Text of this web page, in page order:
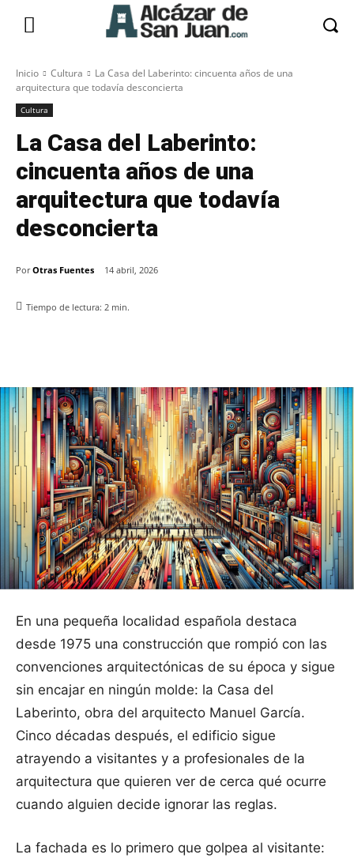
Inicio Cultura
La Casa del Laberinto: cincuenta años de una
arquitectura que todavía desconcierta
Cultura
La Casa del Laberinto:
cincuenta años de una
arquitectura que todavía
desconcierta
Por Otras Fuentes 14 abril, 2026
Tiempo de lectura: 2 min.
En una pequeña localidad española destaca
desde 1975 una construcción que rompió con las
convenciones arquitectónicas de su época y sigue
sin encajar en ningún molde: la Casa del
Laberinto, obra del arquitecto Manuel García.
Cinco décadas después, el edificio sigue
atrayendo a visitantes y a profesionales de la
arquitectura que quieren ver de cerca qué ocurre
cuando alguien decide ignorar las reglas.
La fachada es lo primero que golpea al visitante: